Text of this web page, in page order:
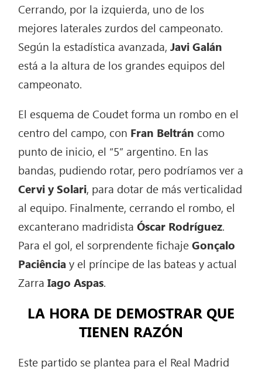
Cerrando, por la izquierda, uno de los
mejores laterales zurdos del campeonato.
Según la estadística avanzada,Javi Galán
está a la altura de los grandes equipos del
campeonato.
El esquema de Coudet forma un rombo en el
centro del campo, con Fran Beltrán como
punto de inicio, el “5” argentino. En las
bandas, pudiendo rotar, pero podríamos ver a
Cervi y Solari, para dotar de más verticalidad
al equipo. Finalmente, cerrando el rombo, el
excanterano madridistaÓscar Rodríguez.
Para el gol, el sorprendente fichajeGonçalo
Paciênciay el príncipe de las bateas y actual
ZarraIago Aspas.
LA HORA DE DEMOSTRAR QUE
TIENEN RAZÓN
Este partido se plantea para el Real Madrid